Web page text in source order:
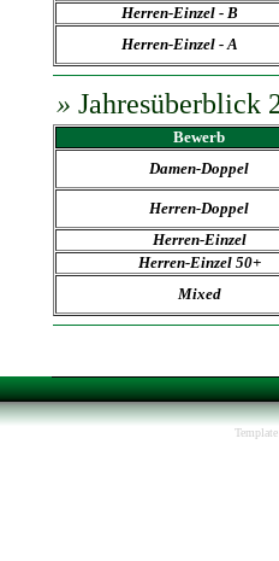
Herren-Einzel - B
Herren-Einzel - A
» Jahresüberblick
Bewerb
Damen-Doppel
Herren-Doppel
Herren-Einzel
Herren-Einzel 50+
Mixed